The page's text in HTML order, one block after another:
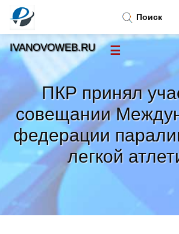
ПКР принял
совещании
федерации
легкой
Поиск
IVANOVOWEB.RU ☰
Тренды новостей»
Рубрики»
Правила »